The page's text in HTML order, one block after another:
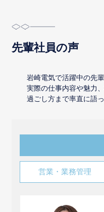
先輩社員の声
岩崎電気で活躍中の先
実際の仕事内容や魅力
過ごし方まで率直に語
営業・業務管理